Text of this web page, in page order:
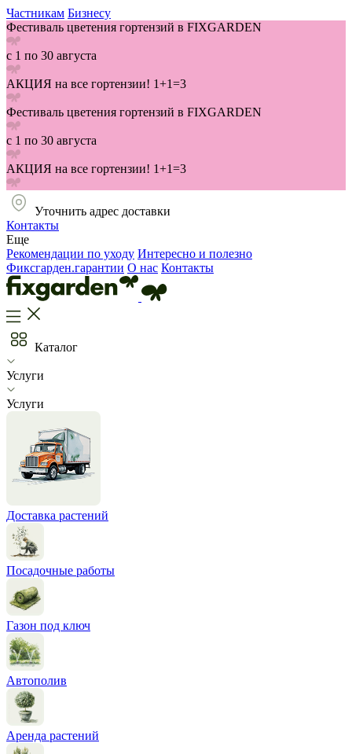
Частникам Бизнесу
Фестиваль цветения гортензий в FIXGARDEN
с 1 по 30 августа
АКЦИЯ на все гортензии! 1+1=3
Фестиваль цветения гортензий в FIXGARDEN
с 1 по 30 августа
АКЦИЯ на все гортензии! 1+1=3
Уточнить адрес доставки
Контакты
Еще
Рекомендации по уходу Интересно и полезно
Фиксгарден.гарантии О нас Контакты
Каталог
Услуги
Услуги
Доставка растений
Посадочные работы
Газон под ключ
Автополив
Аренда растений